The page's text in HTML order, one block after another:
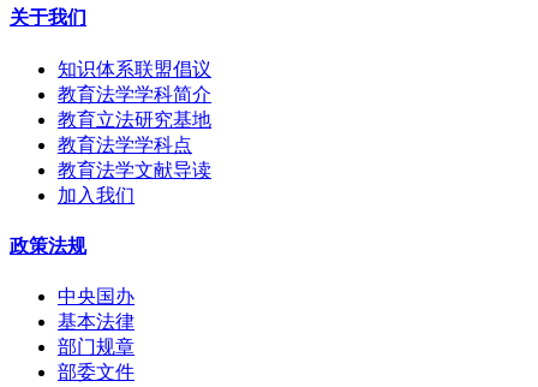
关于我们
知识体系联盟倡议
教育法学学科简介
教育立法研究基地
教育法学学科点
教育法学文献导读
加入我们
政策法规
中央国办
基本法律
部门规章
部委文件